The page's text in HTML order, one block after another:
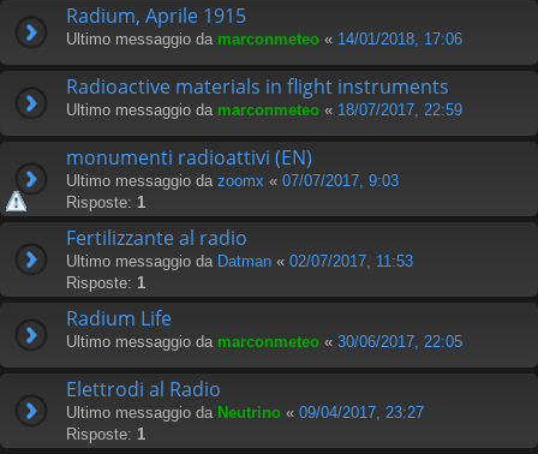
Radium, Aprile 1915
Ultimo messaggio da marconmeteo « 14/01/2018, 17:06
Radioactive materials in flight instruments
Ultimo messaggio da marconmeteo « 18/07/2017, 22:59
monumenti radioattivi (EN)
Ultimo messaggio da zoomx « 07/07/2017, 9:03
Risposte: 1
Fertilizzante al radio
Ultimo messaggio da Datman « 02/07/2017, 11:53
Risposte: 1
Radium Life
Ultimo messaggio da marconmeteo « 30/06/2017, 22:05
Elettrodi al Radio
Ultimo messaggio da Neutrino « 09/04/2017, 23:27
Risposte: 1